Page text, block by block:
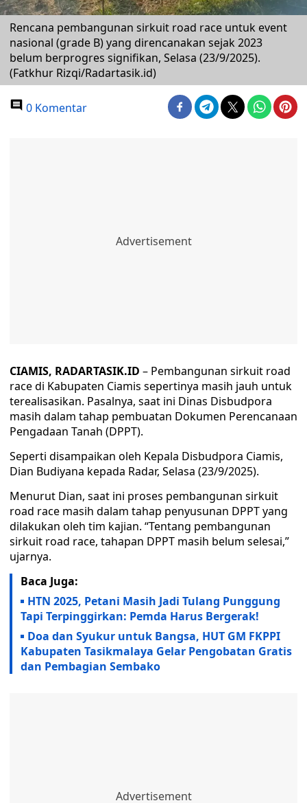
Rencana pembangunan sirkuit road race untuk event
nasional (grade B) yang direncanakan sejak 2023
belum berprogres signifikan, Selasa (23/9/2025).
(Fatkhur Rizqi/Radartasik.id)
0 Komentar
CIAMIS, RADARTASIK.ID – Pembangunan sirkuit road
race di Kabupaten Ciamis sepertinya masih jauh untuk
terealisasikan. Pasalnya, saat ini Dinas Disbudpora
masih dalam tahap pembuatan Dokumen Perencanaan
Pengadaan Tanah (DPPT).
Seperti disampaikan oleh Kepala Disbudpora Ciamis,
Dian Budiyana kepada Radar, Selasa (23/9/2025).
Menurut Dian, saat ini proses pembangunan sirkuit
road race masih dalam tahap penyusunan DPPT yang
dilakukan oleh tim kajian. “Tentang pembangunan
sirkuit road race, tahapan DPPT masih belum selesai,”
ujarnya.
Baca Juga:
HTN 2025, Petani Masih Jadi Tulang Punggung
Tapi Terpinggirkan: Pemda Harus Bergerak!
Doa dan Syukur untuk Bangsa, HUT GM FKPPI
Kabupaten Tasikmalaya Gelar Pengobatan Gratis
dan Pembagian Sembako